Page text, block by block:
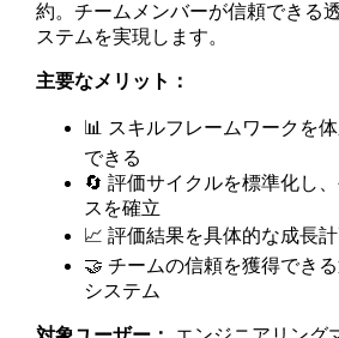
約。チームメンバーが信頼できる
ステムを実現します。
主要なメリット：
📊 スキルフレームワークを
できる
🔄 評価サイクルを標準化し
スを確立
📈 評価結果を具体的な成長
🤝 チームの信頼を獲得でき
システム